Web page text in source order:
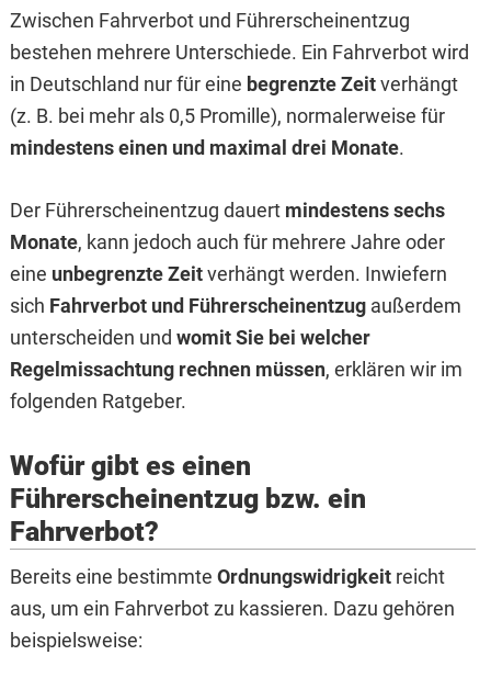
Zwischen Fahrverbot und Führerscheinentzug
bestehen mehrere Unterschiede. Ein Fahrverbot wird
in Deutschland nur für eine begrenzte Zeitverhängt
(z. B. bei mehr als 0,5 Promille), normalerweise für
mindestens einen und maximal drei Monate.
Der Führerscheinentzug dauert mindestens sechs
Monate, kann jedoch auch für mehrere Jahre oder
eine unbegrenzte Zeitverhängt werden. Inwiefern
sich Fahrverbot und Führerscheinentzugaußerdem
unterscheiden und womit Sie bei welcher
Regelmissachtung rechnen müssen, erklären wir im
folgenden Ratgeber.
Wofür gibt es einen
Führerscheinentzug bzw. ein
Fahrverbot?
Bereits eine bestimmte Ordnungswidrigkeitreicht
aus, um ein Fahrverbot zu kassieren. Dazu gehören
beispielsweise: